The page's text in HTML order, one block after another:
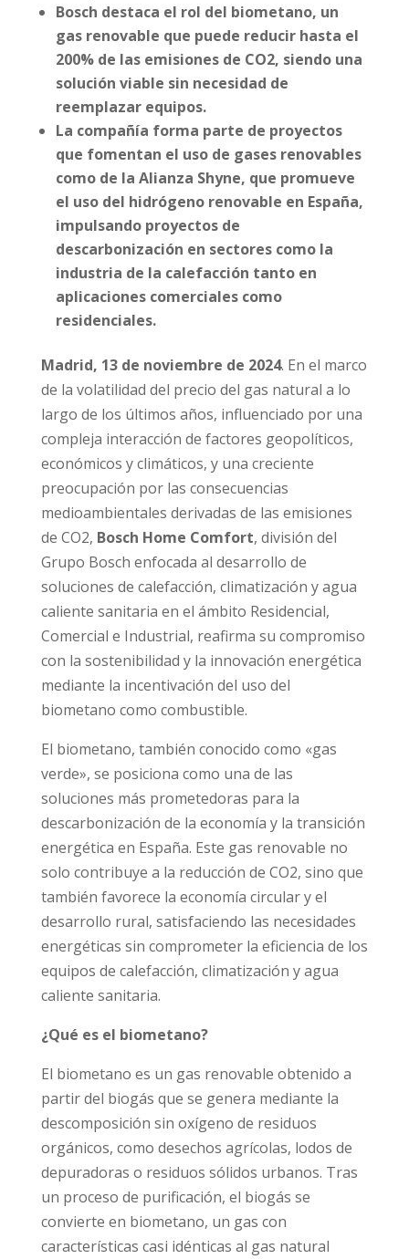
Bosch destaca el rol del biometano, un
gas renovable que puede reducir hasta el
200% de las emisiones de CO2, siendo una
solución viable sin necesidad de
reemplazar equipos.
La compañía forma parte de proyectos
que fomentan el uso de gases renovables
como de la Alianza Shyne, que promueve
el uso del hidrógeno renovable en España,
impulsando proyectos de
descarbonización en sectores como la
industria de la calefacción tanto en
aplicaciones comerciales como
residenciales.
Madrid, 13 de noviembre de 2024. En el marco
de la volatilidad del precio del gas natural a lo
largo de los últimos años, influenciado por una
compleja interacción de factores geopolíticos,
económicos y climáticos, y una creciente
preocupación por las consecuencias
medioambientales derivadas de las emisiones
de CO2, Bosch Home Comfort, división del
Grupo Bosch enfocada al desarrollo de
soluciones de calefacción, climatización y agua
caliente sanitaria en el ámbito Residencial,
Comercial e Industrial, reafirma su compromiso
con la sostenibilidad y la innovación energética
mediante la incentivación del uso del
biometano como combustible.
El biometano, también conocido como «gas
verde», se posiciona como una de las
soluciones más prometedoras para la
descarbonización de la economía y la transición
energética en España. Este gas renovable no
solo contribuye a la reducción de CO2, sino que
también favorece la economía circular y el
desarrollo rural, satisfaciendo las necesidades
energéticas sin comprometer la eficiencia de los
equipos de calefacción, climatización y agua
caliente sanitaria.
¿Qué es el biometano?
El biometano es un gas renovable obtenido a
partir del biogás que se genera mediante la
descomposición sin oxígeno de residuos
orgánicos, como desechos agrícolas, lodos de
depuradoras o residuos sólidos urbanos. Tras
un proceso de purificación, el biogás se
convierte en biometano, un gas con
características casi idénticas al gas natural